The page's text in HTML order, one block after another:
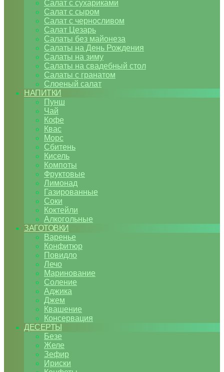
Салат с сухариками
Салат с сыром
Салат с черносливом
Салат Цезарь
Салаты без майонеза
Салаты на День Рождения
Салаты на зиму
Салаты на свадебный стол
Салаты с гранатом
Слоеный салат
НАПИТКИ
Пунш
Чай
Кофе
Квас
Морс
Сбитень
Кисель
Компоты
Фруктовые
Лимонад
Газированные
Соки
Коктейли
Алкогольные
ЗАГОТОВКИ
Варенье
Конфитюр
Повидло
Лечо
Маринование
Соление
Аджика
Джем
Квашение
Консервация
ДЕСЕРТЫ
Безе
Желе
Зефир
Ириски